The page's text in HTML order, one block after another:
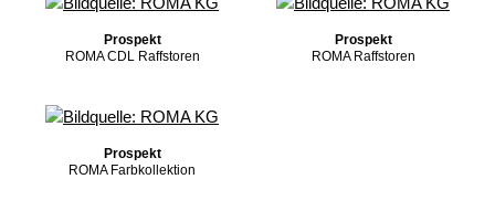
Prospekt
ROMA CDL Raffstoren
Prospekt
ROMA Raffstoren
Prospekt
ROMA Farbkollektion